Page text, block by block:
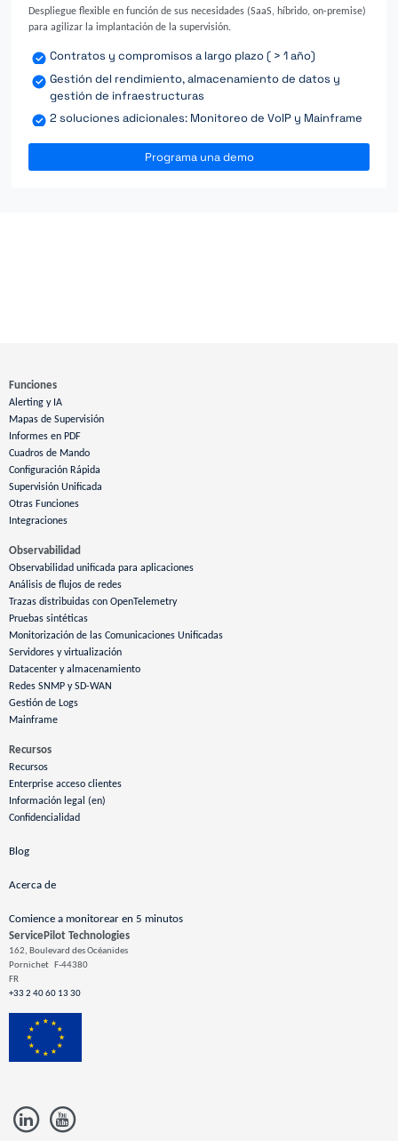
Despliegue flexible en función de sus necesidades (SaaS, híbrido, on-premise)
para agilizar la implantación de la supervisión.
Contratos y compromisos a largo plazo ( > 1 año)
Gestión del rendimiento, almacenamiento de datos y
gestión de infraestructuras
2 soluciones adicionales: Monitoreo de VoIP y Mainframe
Programa una demo
ServicePilot Technologies
162, Boulevard des Océanides
Pornichet F-44380
FR
+33 2 40 60 13 30
Funciones
Alerting y IA
Mapas de Supervisión
Informes en PDF
Cuadros de Mando
Configuración Rápida
Supervisión Unificada
Otras Funciones
Integraciones
Observabilidad
Observabilidad unificada para aplicaciones
Análisis de flujos de redes
Trazas distribuidas con OpenTelemetry
Pruebas sintéticas
Monitorización de las Comunicaciones Unificadas
Servidores y virtualización
Datacenter y almacenamiento
Redes SNMP y SD-WAN
Gestión de Logs
Mainframe
Recursos
Recursos
Enterprise acceso clientes
Información legal (en)
Confidencialidad
Blog
Acerca de
Comience a monitorear en 5 minutos